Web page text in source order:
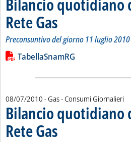
Rete Gas . Sottotitolo: Preconsuntivo
. Pubblicata lunedì 12 luglio
Preconsuntivo del giorno 11 luglio 2010
Leggi tutta la notizia: 'Bilancio
Lista allegati PDF alla
TabellaSnamRG
08/07/2010 - Gas - Consumi Giornalieri
Bilancio quotidiano
Rete Gas . Sottotitolo: Preconsuntivo
. Pubblicata giovedì 08 luglio